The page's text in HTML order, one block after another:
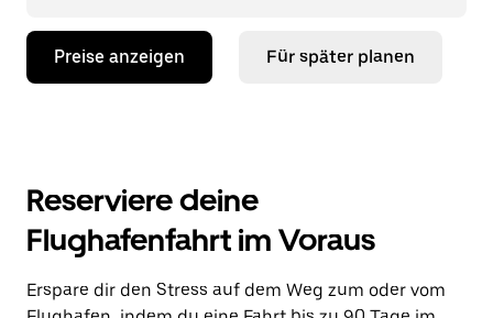
Preise anzeigen Für später planen
Reserviere deine
Flughafenfahrt im Voraus
Erspare dir den Stress auf dem Weg zum oder vom